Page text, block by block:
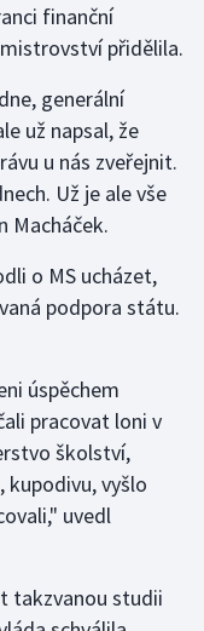
finanční
přidělila.
generální
už napsal, že
u nás zveřejnit.
Už je ale vše
Macháček.
o MS ucházet,
podpora státu.
úspěchem
pracovat loni v
školství,
kupodivu, vyšlo
uvedl
takzvanou studii